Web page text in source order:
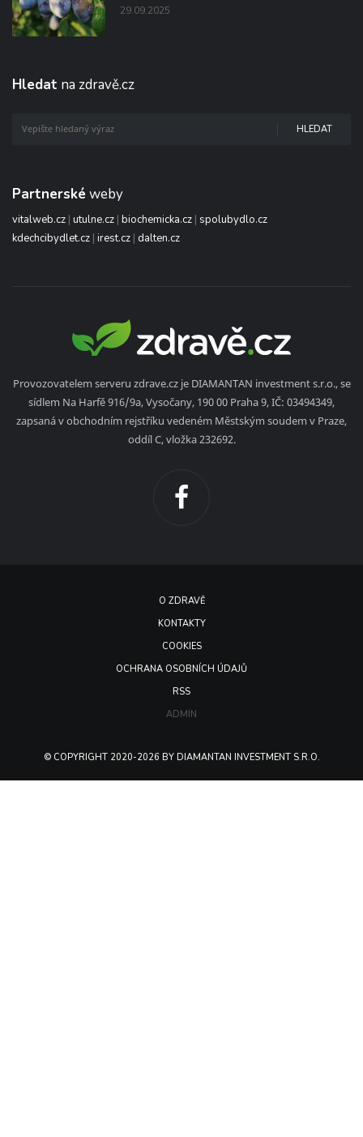
29.09.2025
Hledat na zdravě.cz
HLEDAT
Partnerské weby
vitalweb.cz | utulne.cz | biochemicka.cz | spolubydlo.cz
kdechcibydlet.cz | irest.cz | dalten.cz
Provozovatelem serveru zdrave.cz je DIAMANTAN investment s.r.o., se
sídlem Na Harfě 916/9a, Vysočany, 190 00 Praha 9, IČ: 03494349,
zapsaná v obchodním rejstříku vedeném Městským soudem v Praze,
oddíl C, vložka 232692.
O ZDRAVĚ
KONTAKTY
COOKIES
OCHRANA OSOBNÍCH ÚDAJŮ
RSS
ADMIN
© COPYRIGHT 2020-2026 BY DIAMANTAN INVESTMENT S.R.O.